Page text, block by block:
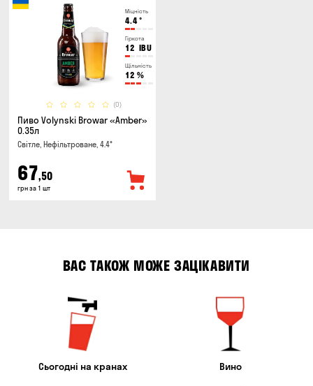
Міцність
4.4°
Гіркота
12 IBU
Щільність
12 %
(0)
Пиво Volynski Browar «Amber»
0.35л
Світле, Нефільтроване, 4.4°
67,50
грн за 1 шт
ВАС ТАКОЖ МОЖЕ ЗАЦІКАВИТИ
Сьогодні на кранах Вино